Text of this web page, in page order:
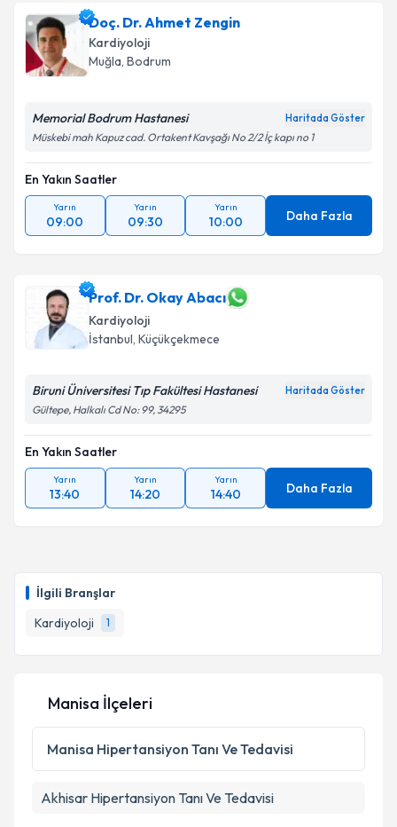
İlgili Branşlar
Kardiyoloji
1
Doç. Dr. Ahmet Zengin
Kardiyoloji
Muğla, Bodrum
Memorial Bodrum Hastanesi Haritada Göster
Müskebi mah Kapuz cad. Ortakent Kavşağı No 2/2 İç kapı no 1
En Yakın Saatler
Yarın
09:00
Yarın
09:30
Yarın
10:00 Daha Fazla
Prof. Dr. Okay Abacı
Kardiyoloji
İstanbul, Küçükçekmece
Biruni Üniversitesi Tıp Fakültesi Hastanesi Haritada Göster
Gültepe, Halkalı Cd No: 99, 34295
En Yakın Saatler
Yarın
13:40
Yarın
14:20
Yarın
14:40 Daha Fazla
Manisa İlçeleri
Manisa Hipertansiyon Tanı Ve Tedavisi
Akhisar Hipertansiyon Tanı Ve Tedavisi